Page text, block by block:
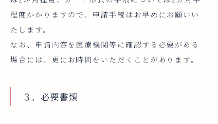
程度かかりますので、申請手続はお早めにお願いい
たします。
なお、申請内容を医療機関等に確認する必要がある
場合には、更にお時間をいただくことがあります。
３、必要書類